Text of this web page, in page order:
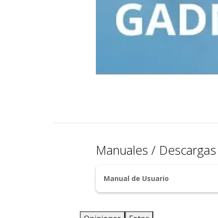
Manuales /
Manual de Usuario